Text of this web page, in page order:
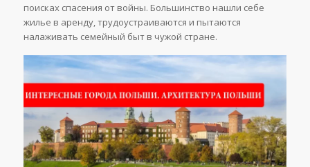
поисках спасения от войны. Большинство нашли себе
жилье в аренду, трудоустраиваются и пытаются
налаживать семейный быт в чужой стране.